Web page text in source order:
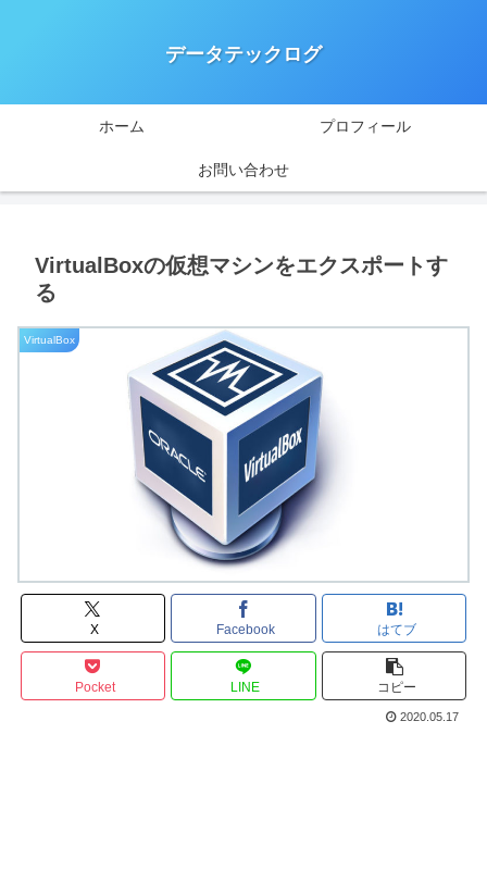
データテックログ
ホーム プロフィール
お問い合わせ
VirtualBoxの仮想マシンをエクスポートす
る
VirtualBox
X Facebook はてブ
Pocket LINE コピー
2020.05.17